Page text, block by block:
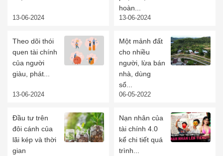
13-06-2024
hoàn...
13-06-2024
Theo dõi thói
quen tài chính
của người
giàu, phát...
13-06-2024
Một mảnh đất
cho nhiều
người, lừa bán
nhà, dùng
sổ...
06-05-2022
Đầu tư trên
đôi cánh của
lãi kép và thời
gian
Nạn nhân của
tài chính 4.0
kể chi tiết quá
trình...